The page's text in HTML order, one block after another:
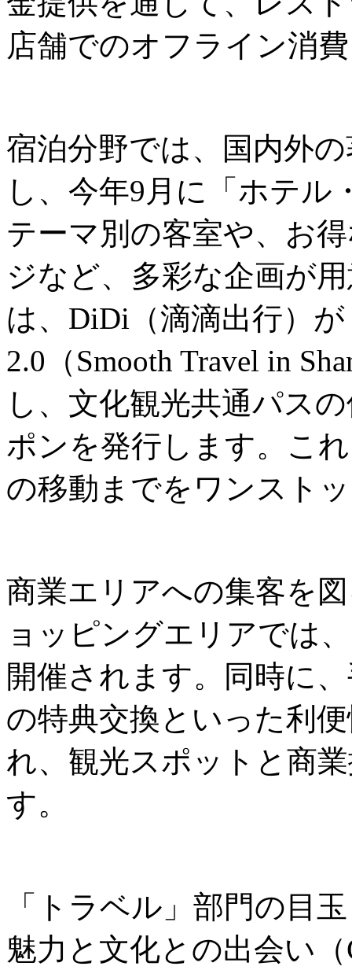
店舗でのオフライン消
宿泊分野では、国内外
し、今年9月に「ホテル
テーマ別の客室や、お
ジなど、多彩な企画が
は、DiDi（滴滴出行）
2.0（Smooth Travel in
し、文化観光共通パス
ポンを発行します。こ
の移動までをワンスト
商業エリアへの集客を
ョッピングエリアでは
開催されます。同時に
の特典交換といった利
れ、観光スポットと商
す。
「トラベル」部門の目
魅力と文化との出会い（